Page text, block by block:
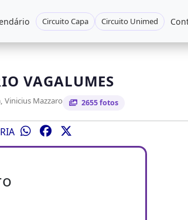
Circuito Capa Circuito Unimed
VAGALUMES
Vinicius Mazzaro 2655 fotos